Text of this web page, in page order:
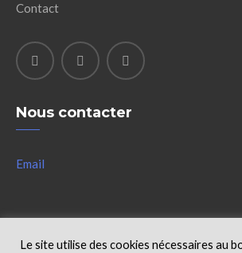
Contact
Nous contacter
Email
Le site utilise des cookies nécessaires au